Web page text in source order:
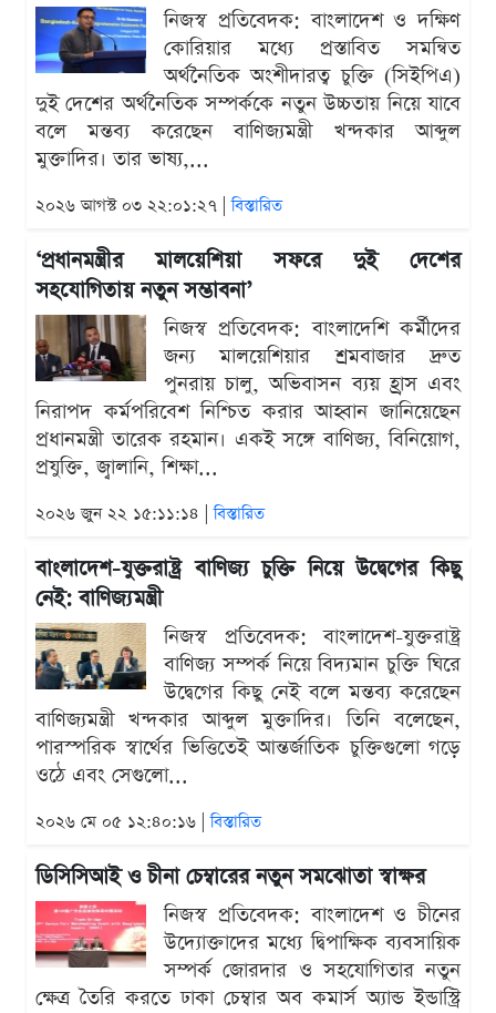
নিজস্ব প্রতিবেদক: বাংলাদেশ ও দক্ষিণ
কোরিয়ার মধ্যে প্রস্তাবিত সমন্বিত
অর্থনৈতিক অংশীদারত্ব চুক্তি (সিইপিএ)
দুই দেশের অর্থনৈতিক সম্পর্ককে নতুন উচ্চতায় নিয়ে যাবে
বলে মন্তব্য করেছেন বাণিজ্যমন্ত্রী খন্দকার আব্দুল
মুক্তাদির। তার ভাষ্য,...
২০২৬ আগস্ট ০৩ ২২:০১:২৭ |বিস্তারিত
‘প্রধানমন্ত্রীর মালয়েশিয়া সফরে দুই দেশের
সহযোগিতায় নতুন সম্ভাবনা’
নিজস্ব প্রতিবেদক: বাংলাদেশি কর্মীদের
জন্য মালয়েশিয়ার শ্রমবাজার দ্রুত
পুনরায় চালু, অভিবাসন ব্যয় হ্রাস এবং
নিরাপদ কর্মপরিবেশ নিশ্চিত করার আহ্বান জানিয়েছেন
প্রধানমন্ত্রী তারেক রহমান। একই সঙ্গে বাণিজ্য, বিনিয়োগ,
প্রযুক্তি, জ্বালানি, শিক্ষা...
২০২৬ জুন ২২ ১৫:১১:১৪ |বিস্তারিত
বাংলাদেশ-যুক্তরাষ্ট্র বাণিজ্য চুক্তি নিয়ে উদ্বেগের কিছু
নেই: বাণিজ্যমন্ত্রী
নিজস্ব প্রতিবেদক: বাংলাদেশ-যুক্তরাষ্ট্র
বাণিজ্য সম্পর্ক নিয়ে বিদ্যমান চুক্তি ঘিরে
উদ্বেগের কিছু নেই বলে মন্তব্য করেছেন
বাণিজ্যমন্ত্রী খন্দকার আব্দুল মুক্তাদির। তিনি বলেছেন,
পারস্পরিক স্বার্থের ভিত্তিতেই আন্তর্জাতিক চুক্তিগুলো গড়ে
ওঠে এবং সেগুলো...
২০২৬ মে ০৫ ১২:৪০:১৬ |বিস্তারিত
ডিসিসিআই ও চীনা চেম্বারের নতুন সমঝোতা স্বাক্ষর
নিজস্ব প্রতিবেদক: বাংলাদেশ ও চীনের
উদ্যোক্তাদের মধ্যে দ্বিপাক্ষিক ব্যবসায়িক
সম্পর্ক জোরদার ও সহযোগিতার নতুন
ক্ষেত্র তৈরি করতে ঢাকা চেম্বার অব কমার্স অ্যান্ড ইন্ডাস্ট্রি